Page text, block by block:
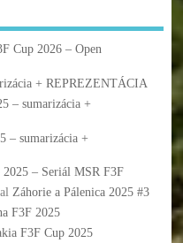
Cup 2026 – Open
+ REPREZENTÁCIA
– sumarizácia +
– sumarizácia +
2025 – Seriál MSR F3F
Záhorie a Pálenica 2025 #3
F3F 2025
F3F Cup 2025